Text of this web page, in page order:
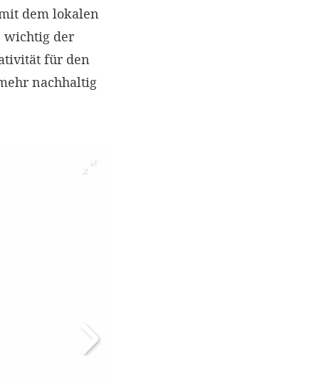
dem lokalen
wichtig der
für den
nachhaltig